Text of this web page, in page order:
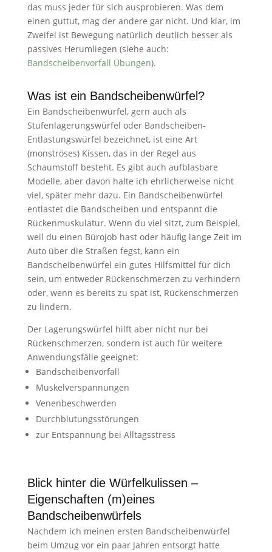
das muss jeder für sich ausprobieren. Was dem
einen guttut, mag der andere gar nicht. Und klar, im
Zweifel ist Bewegung natürlich deutlich besser als
passives Herumliegen (siehe auch:
Bandscheibenvorfall Übungen).
Was ist ein Bandscheibenwürfel?
Ein Bandscheibenwürfel, gern auch als
Stufenlagerungswürfel oder Bandscheiben-
Entlastungswürfel bezeichnet, ist eine Art
(monströses) Kissen, das in der Regel aus
Schaumstoff besteht. Es gibt auch aufblasbare
Modelle, aber davon halte ich ehrlicherweise nicht
viel, später mehr dazu. Ein Bandscheibenwürfel
entlastet die Bandscheiben und entspannt die
Rückenmuskulatur. Wenn du viel sitzt, zum Beispiel,
weil du einen Bürojob hast oder häufig lange Zeit im
Auto über die Straßen fegst, kann ein
Bandscheibenwürfel ein gutes Hilfsmittel für dich
sein, um entweder Rückenschmerzen zu verhindern
oder, wenn es bereits zu spät ist, Rückenschmerzen
zu lindern.
Der Lagerungswürfel hilft aber nicht nur bei
Rückenschmerzen, sondern ist auch für weitere
Anwendungsfälle geeignet:
Bandscheibenvorfall
Muskelverspannungen
Venenbeschwerden
Durchblutungsstörungen
zur Entspannung bei Alltagsstress
Blick hinter die Würfelkulissen –
Eigenschaften (m)eines
Bandscheibenwürfels
Nachdem ich meinen ersten Bandscheibenwürfel
beim Umzug vor ein paar Jahren entsorgt hatte